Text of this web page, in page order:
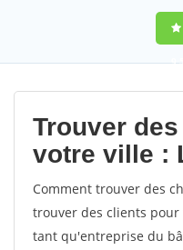
Trouver
votre ville :
Comment trouver des
trouver des clients pour
tant qu'entreprise du